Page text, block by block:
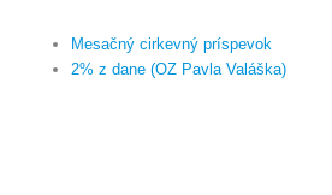
Mesačný cirkevný príspevok
2% z dane (OZ Pavla Valáška)